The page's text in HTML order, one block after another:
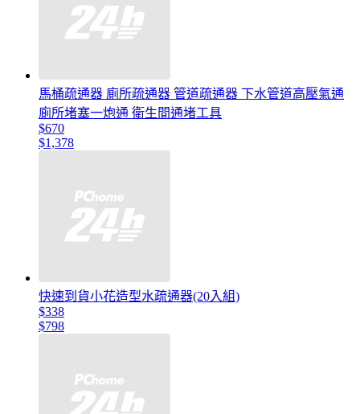
馬桶疏通器 廁所疏通器 管道疏通器 下水管道高壓氣通
廁所堵塞一炮通 衛生間通堵工具
$670
$1,378
快速到貨小花造型水疏通器(20入組)
$338
$798